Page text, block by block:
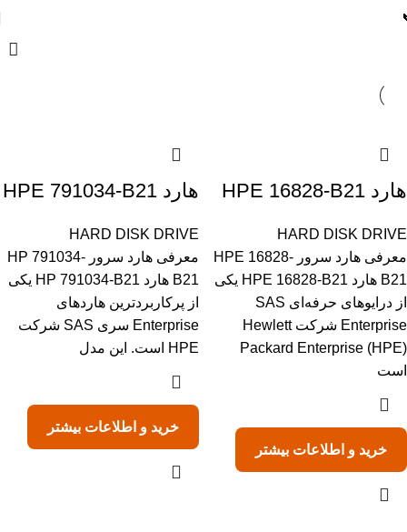
هارد HPE 16828-B21
HARD DISK DRIVE
معرفی هارد سرور HPE 16828-
B21 هارد HPE 16828-B21 یکی
از درایوهای حرفه‌ای SAS
Enterprise شرکت Hewlett
Packard Enterprise (HPE)
است
خرید و اطلاعات بیشتر
هارد HPE 791034-B21
HARD DISK DRIVE
معرفی هارد سرور HP 791034-
B21 هارد HP 791034-B21 یکی
از پرکاربردترین هاردهای
Enterprise سری SAS شرکت
HPE است. این مدل
خرید و اطلاعات بیشتر